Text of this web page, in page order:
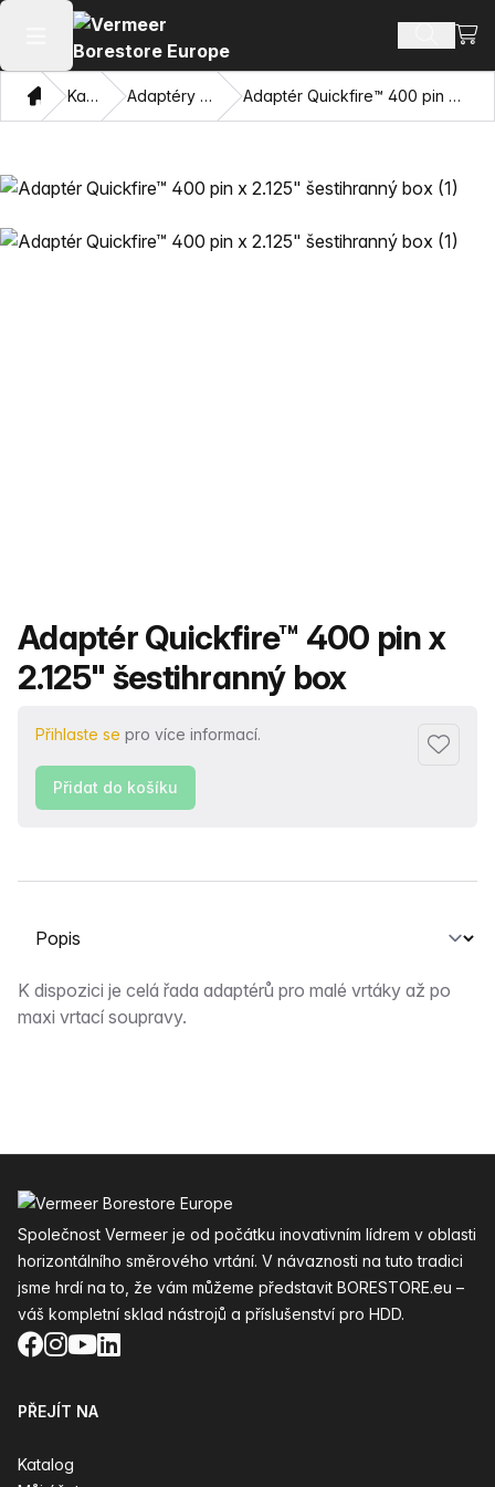
Otevřít hlavní menu Hledat
DomovKatalog Adaptéry a závitníky Adaptér Quickfire™ 400 pin x 2.125" šestihranný box
Název produktu
Adaptér Quickfire™ 400 pin x
2.125" šestihranný box
Přihlaste se pro více informací.
Přidat
Přidat do košíku
Vyberte kartu
Popis
K dispozici je celá řada adaptérů pro malé vrtáky až po
maxi vrtací soupravy.
Společnost Vermeer je od počátku inovativním lídrem v oblasti
horizontálního směrového vrtání. V návaznosti na tuto tradici
jsme hrdí na to, že vám můžeme představit BORESTORE.eu –
váš kompletní sklad nástrojů a příslušenství pro HDD.
Facebook
Instagram
YouTube
LinkedIn
PŘEJÍT NA
Katalog